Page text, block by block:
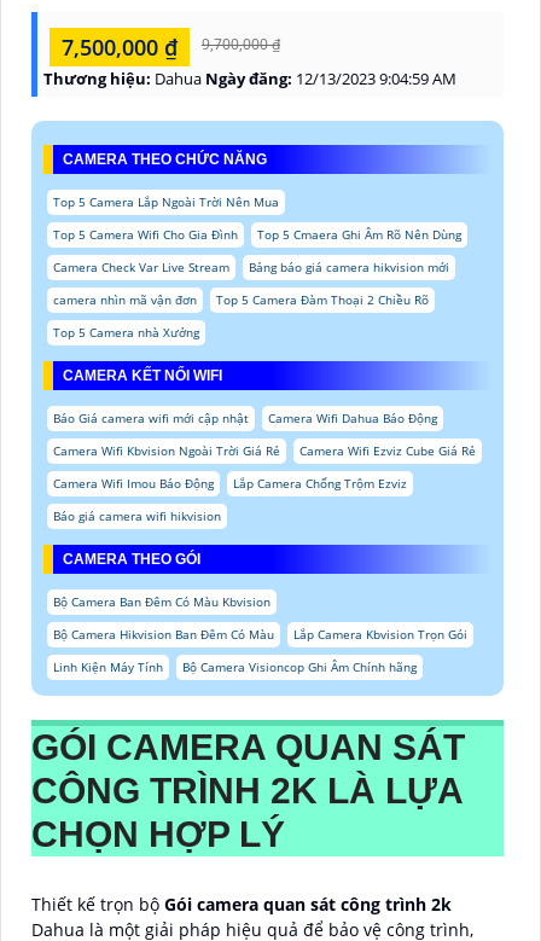
7,500,000 ₫ 9,700,000 ₫
Thương hiệu: Dahua Ngày đăng: 12/13/2023 9:04:59 AM
CAMERA THEO CHỨC NĂNG
Top 5 Camera Lắp Ngoài Trời Nên Mua
Top 5 Camera Wifi Cho Gia Đình
Top 5 Cmaera Ghi Âm Rõ Nên Dùng
Camera Check Var Live Stream
Bảng báo giá camera hikvision mới
camera nhìn mã vận đơn
Top 5 Camera Đàm Thoại 2 Chiều Rõ
Top 5 Camera nhà Xưởng
CAMERA KẾT NỐI WIFI
Báo Giá camera wifi mới cập nhật
Camera Wifi Dahua Báo Động
Camera Wifi Kbvision Ngoài Trời Giá Rẻ
Camera Wifi Ezviz Cube Giá Rẻ
Camera Wifi Imou Báo Động
Lắp Camera Chống Trộm Ezviz
Báo giá camera wifi hikvision
CAMERA THEO GÓI
Bộ Camera Ban Đêm Có Màu Kbvision
Bộ Camera Hikvision Ban Đêm Có Màu
Lắp Camera Kbvision Trọn Gói
Linh Kiện Máy Tính
Bộ Camera Visioncop Ghi Âm Chính hãng
GÓI CAMERA QUAN SÁT
CÔNG TRÌNH 2K LÀ LỰA
CHỌN HỢP LÝ
Thiết kế trọn bộ Gói camera quan sát công trình 2k
Dahua là một giải pháp hiệu quả để bảo vệ công trình,